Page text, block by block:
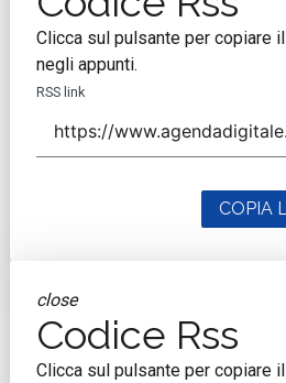
Clicca sul pulsante per copiare
negli appunti.
RSS link
COPIA
close
Codice Rss
Clicca sul pulsante per copiare